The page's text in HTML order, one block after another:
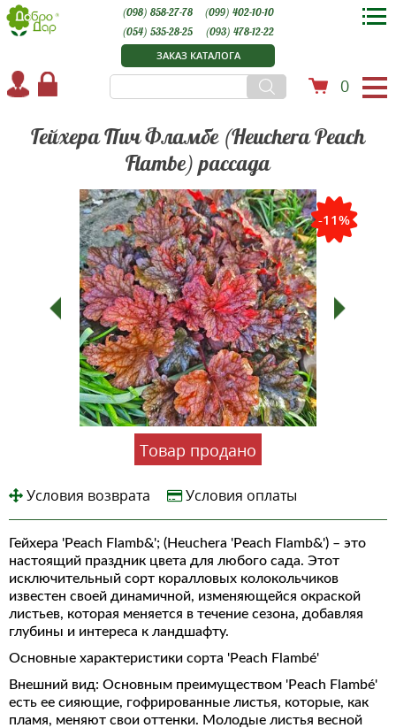
ЗАКАЗ КАТАЛОГА
0
(098) 858-27-78
(099) 402-10-10
(054) 535-28-25
(093) 478-12-22
Гейхера Пич Фламбе (Heuchera Peach
Flambe) рассада
-11%
Товар продано
Условия возврата Условия оплаты
Гейхера 'Peach Flamb&'; (Heuchera 'Peach Flamb&') – это
настоящий праздник цвета для любого сада. Этот
исключительный сорт коралловых колокольчиков
известен своей динамичной, изменяющейся окраской
листьев, которая меняется в течение сезона, добавляя
глубины и интереса к ландшафту.
Основные характеристики сорта 'Peach Flambé'
Внешний вид: Основным преимуществом 'Peach Flambé'
есть ее сияющие, гофрированные листья, которые, как
пламя, меняют свои оттенки. Молодые листья весной